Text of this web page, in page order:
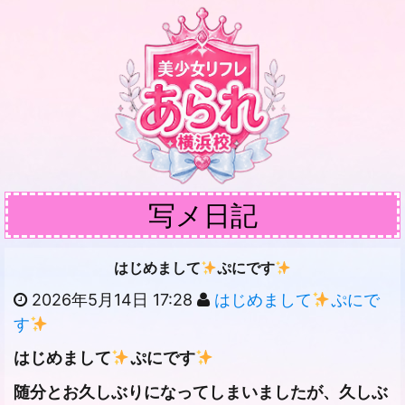
写メ日記
はじめまして ぷにです
2026年5月14日 17:28 はじめまして
ぷにで
す
はじめまして
ぷにです
随分とお久しぶりになってしまいましたが、久しぶ